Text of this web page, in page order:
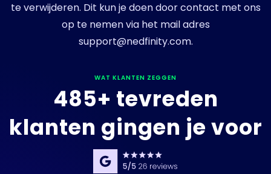
te verwijderen. Dit kun je doen door contact met ons
op te nemen via het mail adres
support@nedfinity.com.
WAT KLANTEN ZEGGEN
485+ tevreden
klanten gingen je voor